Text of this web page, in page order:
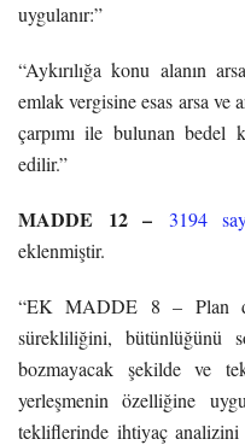
uygulanır:”
“Aykırılığa konu alanın
emlak vergisine esas arsa ve
çarpımı ile bulunan bedel
edilir.”
MADDE 12 – 3194
eklenmiştir.
“EK MADDE 8 – Plan
sürekliliğini, bütünlüğünü
bozmayacak şekilde ve
yerleşmenin özelliğine
tekliflerinde ihtiyaç